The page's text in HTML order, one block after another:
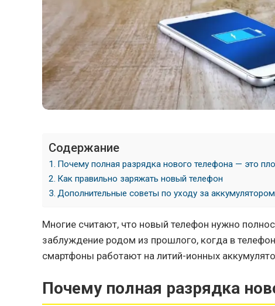
Содержание
Почему полная разрядка нового телефона — это
Как правильно заряжать новый телефон
Дополнительные советы по уходу за аккумулятором
Многие считают, что новый телефон нужно
заблуждение родом из прошлого, когда в
смартфоны работают на литий-ионных
Почему полная разрядка